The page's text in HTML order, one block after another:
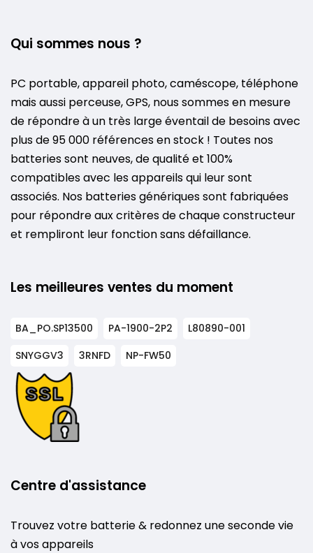
Qui sommes nous ?
PC portable, appareil photo, caméscope, téléphone
mais aussi perceuse, GPS, nous sommes en mesure
de répondre à un très large éventail de besoins avec
plus de 95 000 références en stock ! Toutes nos
batteries sont neuves, de qualité et 100%
compatibles avec les appareils qui leur sont
associés. Nos batteries génériques sont fabriquées
pour répondre aux critères de chaque constructeur
et rempliront leur fonction sans défaillance.
Les meilleures ventes du moment
BA_PO.SP13500 PA-1900-2P2
L80890-001
SNYGGV3
3RNFD NP-FW50
Centre d'assistance
Trouvez votre batterie & redonnez une seconde vie
à vos appareils